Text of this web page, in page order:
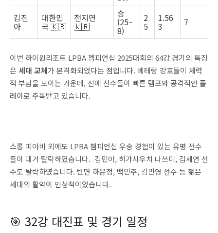
김진
아
대한민
국 🇰🇷
전지연
🇰🇷
승
(25–
8)
2
5
1.56
3 7
이번 하이원리조트 LPBA 쳄피언십 2025대회의 64강 경기의 특징
은 세대 교체가 본격화되었다는 점입니다. 베테랑 강호들이 체력
적 부담을 보이는 가운데, 신예 선수들이 빠른 템포와 공격적인 플
레이로 주목받고 있습니다.
스롱 피아비 외에도 LPBA 챔피언십 우승 경험이 있는 유명 선수
들이 대거 탈락하였습니다. 김민아, 히가시우치 나쓰미, 김세연 선
수도 탈락하였습니다. 반면 하윤정, 백민주, 김민영 선수 등 젊은
세대의 활약이 인상적이었습니다.
🎯 32강 대진표 및 경기 일정